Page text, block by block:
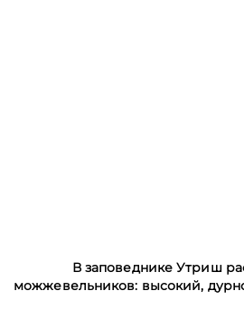
В заповеднике Утриш
можжевельников: высокий,